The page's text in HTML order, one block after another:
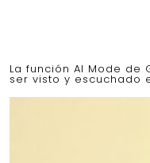
La función AI Mode
ser visto y escuchado